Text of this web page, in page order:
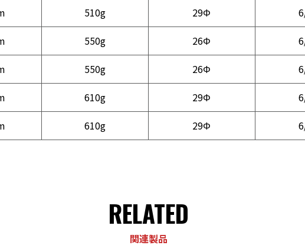
510g 29Φ
550g 26Φ
550g 26Φ
610g 29Φ
610g 29Φ
RELATED
関連製品